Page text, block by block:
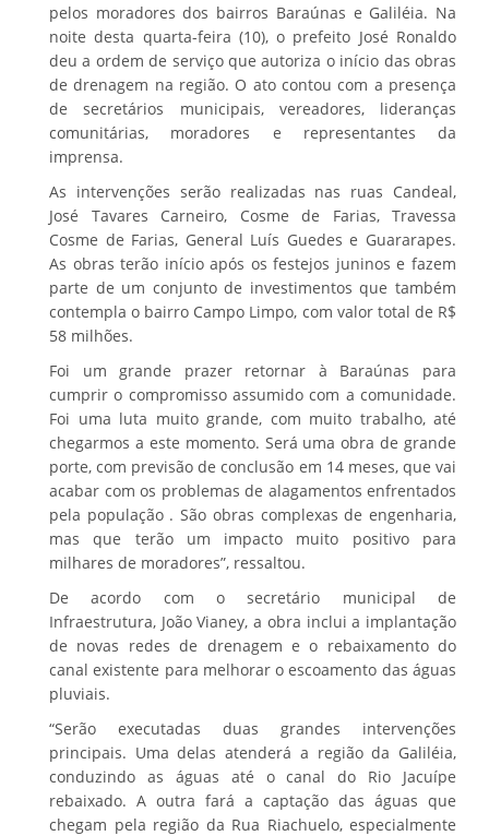
pelos moradores dos bairros Baraúnas e Galiléia. Na
noite desta quarta-feira (10), o prefeito José Ronaldo
deu a ordem de serviço que autoriza o início das obras
de drenagem na região. O ato contou com a presença
de secretários municipais, vereadores, lideranças
comunitárias, moradores e representantes da
imprensa.
As intervenções serão realizadas nas ruas Candeal,
José Tavares Carneiro, Cosme de Farias, Travessa
Cosme de Farias, General Luís Guedes e Guararapes.
As obras terão início após os festejos juninos e fazem
parte de um conjunto de investimentos que também
contempla o bairro Campo Limpo, com valor total de R$
58 milhões.
Foi um grande prazer retornar à Baraúnas para
cumprir o compromisso assumido com a comunidade.
Foi uma luta muito grande, com muito trabalho, até
chegarmos a este momento. Será uma obra de grande
porte, com previsão de conclusão em 14 meses, que vai
acabar com os problemas de alagamentos enfrentados
pela população . São obras complexas de engenharia,
mas que terão um impacto muito positivo para
milhares de moradores”, ressaltou.
De acordo com o secretário municipal de
Infraestrutura, João Vianey, a obra inclui a implantação
de novas redes de drenagem e o rebaixamento do
canal existente para melhorar o escoamento das águas
pluviais.
“Serão executadas duas grandes intervenções
principais. Uma delas atenderá a região da Galiléia,
conduzindo as águas até o canal do Rio Jacuípe
rebaixado. A outra fará a captação das águas que
chegam pela região da Rua Riachuelo, especialmente